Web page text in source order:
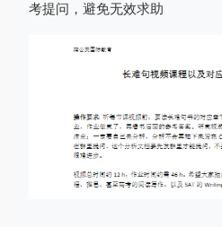
考提问，避免无效求助